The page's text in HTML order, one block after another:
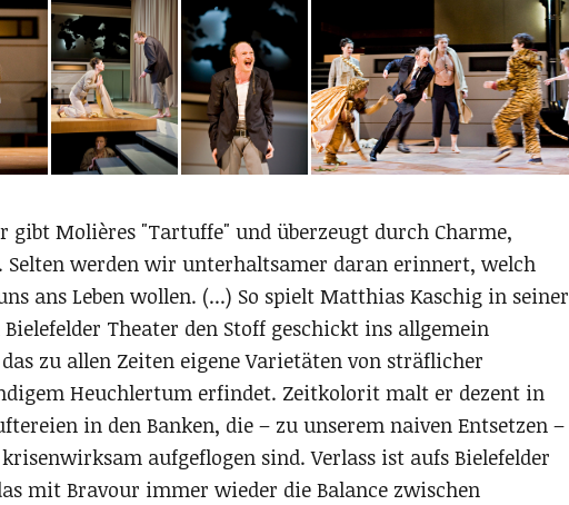
gibt Molières "Tartuffe" und überzeugt durch Charme,
werden wir unterhaltsamer daran erinnert, welch
ans Leben wollen. (...) So spielt Matthias Kaschig in seiner
Theater den Stoff geschickt ins allgemein
zu allen Zeiten eigene Varietäten von sträflicher
Heuchlertum erfindet. Zeitkolorit malt er dezent in
in den Banken, die – zu unserem naiven Entsetzen –
aufgeflogen sind. Verlass ist aufs Bielefelder
mit Bravour immer wieder die Balance zwischen